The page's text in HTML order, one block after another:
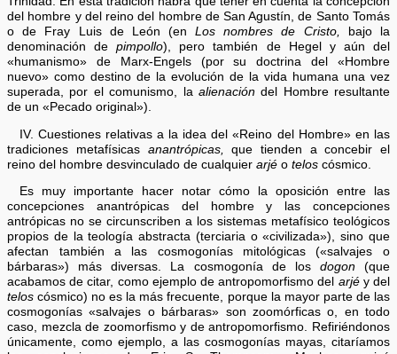
del hombre y del reino del hombre de San Agustín, de Santo Tomás
o de Fray Luis de León (enLos nombres de Cristo, bajo la
denominación depimpollo), pero también de Hegel y aún del
«humanismo» de Marx-Engels (por su doctrina del «Hombre
nuevo» como destino de la evolución de la vida humana una vez
superada, por el comunismo, la alienacióndel Hombre resultante
de un «Pecado original»).
IV. Cuestiones relativas a la idea del «Reino del Hombre» en las
tradiciones metafísicas anantrópicas,
que tienden a concebir el
reino del hombre desvinculado de cualquierarjé otelos cósmico.
Es muy importante hacer notar cómo la oposición entre las
concepciones anantrópicas del hombre y las concepciones
antrópicas no se circunscriben a los sistemas metafísico teológicos
propios de la teología abstracta (terciaria o «civilizada»), sino que
afectan también a las cosmogonías mitológicas («salvajes o
bárbaras») más diversas. La cosmogonía de los dogon(que
acabamos de citar, como ejemplo de antropomorfismo del arjéy del
telos cósmico) no es la más frecuente, porque la mayor parte de las
cosmogonías «salvajes o bárbaras» son zoomórficas o, en todo
caso, mezcla de zoomorfismo y de antropomorfismo. Refiriéndonos
únicamente, como ejemplo, a las cosmogonías mayas, citaríamos